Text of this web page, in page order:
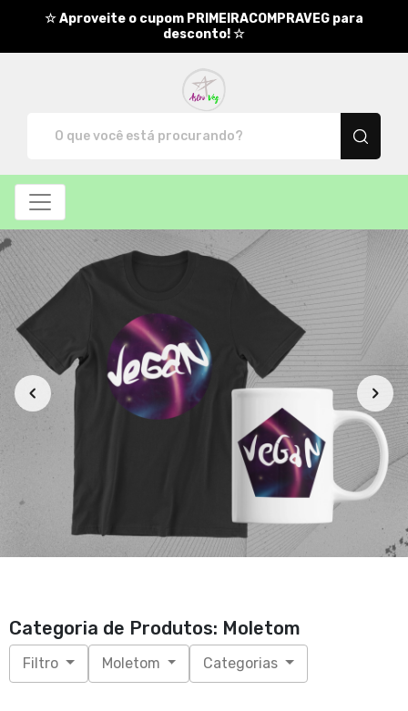
☆ Aproveite o cupom PRIMEIRACOMPRAVEG para
desconto! ☆
Categoria de Produtos: Moletom
Filtro Moletom Categorias